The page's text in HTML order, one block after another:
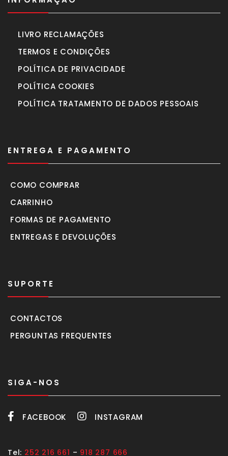
LIVRO RECLAMAÇÕES
TERMOS E CONDIÇÕES
POLÍTICA DE PRIVACIDADE
POLÍTICA COOKIES
POLÍTICA TRATAMENTO DE DADOS PESSOAIS
ENTREGA E PAGAMENTO
COMO COMPRAR
CARRINHO
FORMAS DE PAGAMENTO
ENTREGAS E DEVOLUÇÕES
SUPORTE
CONTACTOS
PERGUNTAS FREQUENTES
SIGA-NOS
FACEBOOK INSTAGRAM
Tel: 252 216 661 – 918 287 666